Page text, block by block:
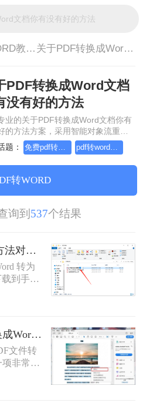
PDF转WORD教程> 关于PDF转换成Word文档你有没有好的方法
PDF转换成Word文档
没有好的方法
业的关于PDF转换成Word文档你有
的方法方案，采用智能对象流重构
确保文档1:1高保真还原且排版不乱
持一键批量处理，全链路 SSL 加密
私安全。助您快速实现关于PDF转
文档你有没有好的方法，无需安
效办公。
题： 免费pdf转word的三种方法
转WORD
询到 537个结果
PDF转Word的三种实用方法对比：可编辑、保格式、避风险！
转为
到手的
时就不
而，很
至文件
文
度、文
对比三
最合适
电脑上PDF怎么免费转换成Word？四种方法对比与实操指南（附详细表格）!
文件转
非常高
、不易
而Word